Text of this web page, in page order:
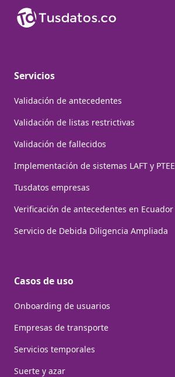
Servicios
Validación de antecedentes
Validación de listas restrictivas
Validación de fallecidos
Implementación de sistemas LAFT y PTEE
Tusdatos empresas
Verificación de antecedentes en Ecuador
Servicio de Debida Diligencia Ampliada
Casos de uso
Onboarding de usuarios
Empresas de transporte
Servicios temporales
Suerte y azar